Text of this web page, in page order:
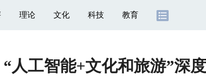
理论 文化 科技 教育
“人工智能+文化和旅游”深